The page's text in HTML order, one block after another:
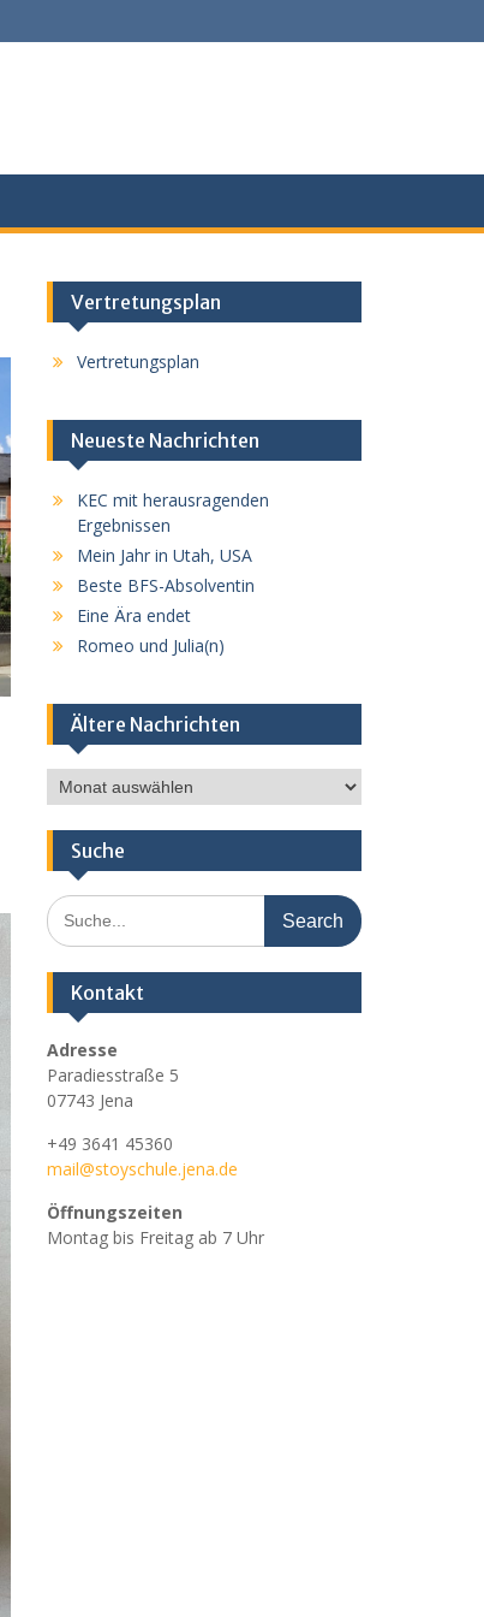
Vertretungsplan
Vertretungsplan
Neueste Nachrichten
KEC mit herausragenden
Ergebnissen
Mein Jahr in Utah, USA
Beste BFS-Absolventin
Eine Ära endet
Romeo und Julia(n)
Ältere Nachrichten
Ältere
Nachrichten
Suche
Search
for:
Kontakt
Adresse
Paradiesstraße 5
07743 Jena
+49 3641 45360
mail@stoyschule.jena.de
Öffnungszeiten
Montag bis Freitag ab 7 Uhr